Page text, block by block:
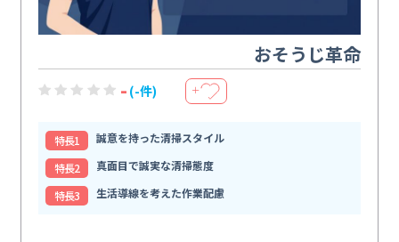
おそうじ革命
- (-件) ＋
特⻑1
誠意を持った清掃スタイル
特⻑2
真面目で誠実な清掃態度
特⻑3
生活導線を考えた作業配慮